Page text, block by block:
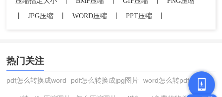
JPG压缩 WORD压缩 PPT压缩
热门关注
pdf怎么转换成word pdf怎么转换成jpg图片 word怎么转pdf